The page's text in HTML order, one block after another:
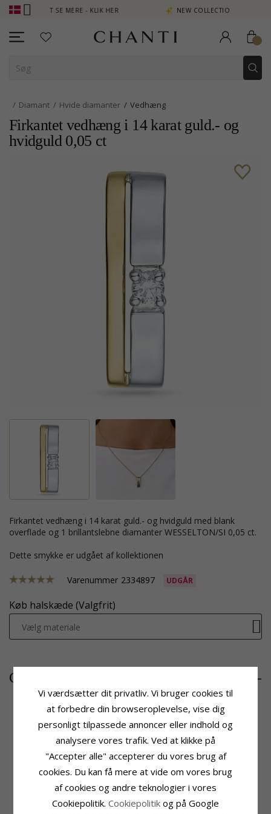
POINT SE MERE - KLIK HER NEW COLLECTION | AURA
Diamant Hvide diamanter Vedhæng
Firkantet vedhæng i 14 karat guld.- og
hvidguld 0,05 ct
firkantet vedhæng i 14 karat guld.- og hvidguld med blank
overflade og 1 brillantslebne diamanter WESSELTON/SI 0,05 ct.
Dette smykke er udgået af kollektionen
Varenummer 2334897 UDGÅR
Køb halskæde (Valgfrit)
Vælg materiale
CHANTI pris 3730,-
Produktinformation
Firkantet
Vedhæng:Vedhæng
Ædelmetal: Guld.- Og Hvidguld
Overflade:Blank
Antal: 1
Slibning:Brillantsleben
Sten:Diamant
Diamant Farve:
Diamant Klarhed: SI
Carat: 0,05
Vi værdsætter dit privatliv. Vi bruger cookies til
at forbedre din browseroplevelse, vise dig
personligt tilpassede annoncer eller indhold og
analysere vores trafik. Ved at klikke på
"Accepter alle" accepterer du vores brug af
cookies. Du kan få mere at vide om vores brug
af cookies og andre teknologier i vores
Cookiepolitik. Cookiepolitik og på Google